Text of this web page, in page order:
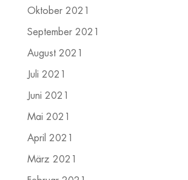
Oktober 2021
September 2021
August 2021
Juli 2021
Juni 2021
Mai 2021
April 2021
März 2021